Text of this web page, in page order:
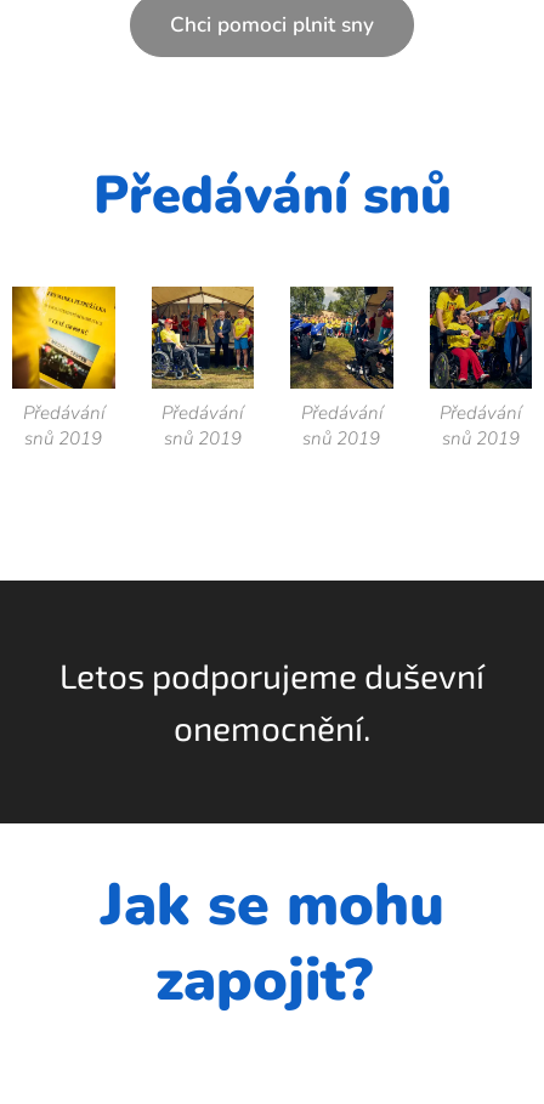
Chci pomoci plnit sny
Předávání snů
Předávání
snů 2019
Předávání
snů 2019
Předávání
snů 2019
Předávání
snů 2019
Letos podporujeme duševní
onemocnění.
Jak se mohu
zapojit?